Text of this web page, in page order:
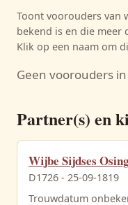
Toont voorouders van
bekend is en die meer
Klik op een naam om
Geen voorouders
Partner(s) en
Wijbe Sijdses
D1726 - 25-09-1819
Trouwdatum